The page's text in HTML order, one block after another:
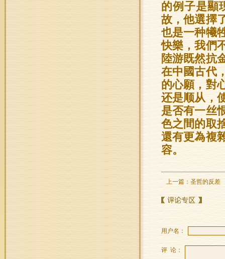
的例子是顯
故，他選擇
也是一种犧
快樂，我們
陸游既然抗
在中國古代
的心願，對
还是顺从，
是否有一丝
色之間的取
還有更為複
容。
上一篇： 圣哲的反差
用户名：
评 论：